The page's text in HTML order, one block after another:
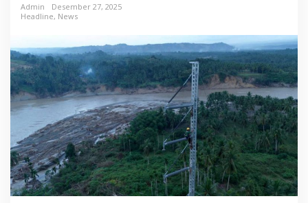
i
a
n
L
i
s
t
r
i
k
d
i
R
a
Admin
Desember 27, 2025
Headline, News